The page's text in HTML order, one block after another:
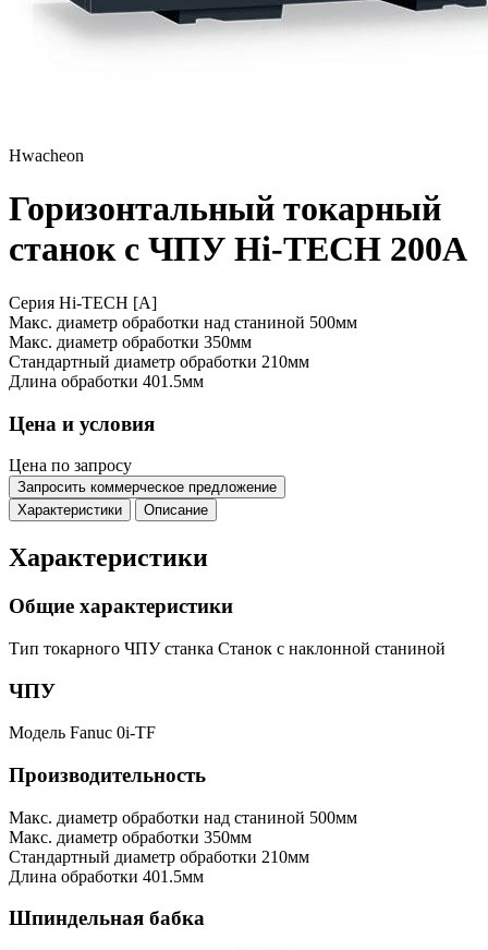
Hwacheon
Горизонтальный токарный
станок с ЧПУ Hi-TECH 200A
Серия Hi-TECH [A]
Макс. диаметр обработки над станиной 500мм
Макс. диаметр обработки 350мм
Стандартный диаметр обработки 210мм
Длина обработки 401.5мм
Цена и условия
Цена по запросу
Запросить коммерческое предложение
Характеристики
Описание
Характеристики
Общие характеристики
Тип токарного ЧПУ станка Станок с наклонной станиной
ЧПУ
Модель Fanuc 0i-TF
Производительность
Макс. диаметр обработки над станиной 500мм
Макс. диаметр обработки 350мм
Стандартный диаметр обработки 210мм
Длина обработки 401.5мм
Шпиндельная бабка